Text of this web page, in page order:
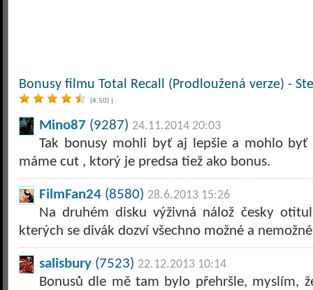
Bonusy filmu Total Recall (Prodloužená verze) -
(4,50)
Mino87 (9287) 24.11.2014 20:03
Tak bonusy mohli byť aj lepšie a mohlo
máme cut , ktorý je predsa tiež ako bonus.
FilmFan24 (8580) 28.6.2013 15:26
Na druhém disku výživná nálož česky
kterých se divák dozví všechno možné a
salisbury (7523) 22.12.2013 10:14
Bonusů dle mě tam bylo přehršle, myslím,